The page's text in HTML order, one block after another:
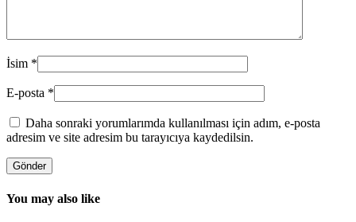
İsim *
E-posta *
Daha sonraki yorumlarımda kullanılması için adım, e-posta
adresim ve site adresim bu tarayıcıya kaydedilsin.
You may also like